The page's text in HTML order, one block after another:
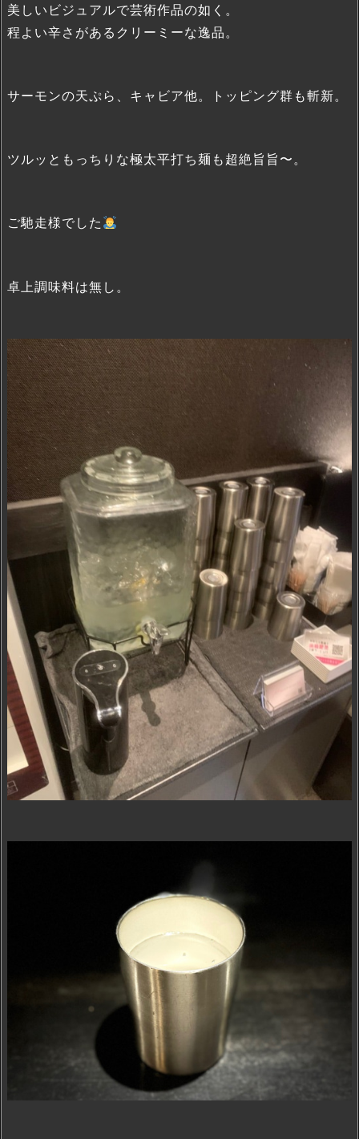
美しいビジュアルで芸術作品の如く。
程よい辛さがあるクリーミーな逸品。
サーモンの天ぷら、キャビア他。トッピング群も斬新。
ツルッともっちりな極太平打ち麺も超絶旨旨〜。
ご馳走様でした
卓上調味料は無し。